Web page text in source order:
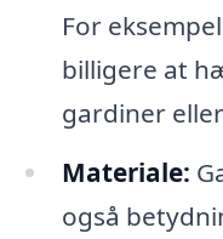
For
billigere at
gardiner
Materiale:
også